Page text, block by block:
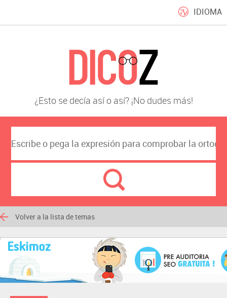
IDIOMA
¿Esto se decía así o así? ¡No dudes más!
Volver a la lista de temas